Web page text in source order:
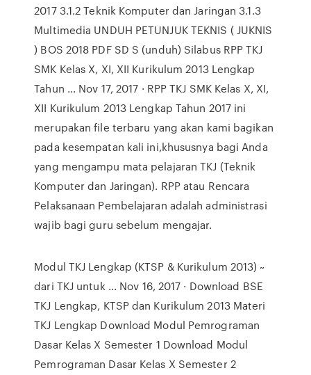
2017 3.1.2 Teknik Komputer dan Jaringan 3.1.3
Multimedia UNDUH PETUNJUK TEKNIS ( JUKNIS
) BOS 2018 PDF SD S (unduh) Silabus RPP TKJ
SMK Kelas X, XI, XII Kurikulum 2013 Lengkap
Tahun ... Nov 17, 2017 · RPP TKJ SMK Kelas X, XI,
XII Kurikulum 2013 Lengkap Tahun 2017 ini
merupakan file terbaru yang akan kami bagikan
pada kesempatan kali ini,khususnya bagi Anda
yang mengampu mata pelajaran TKJ (Teknik
Komputer dan Jaringan). RPP atau Rencara
Pelaksanaan Pembelajaran adalah administrasi
wajib bagi guru sebelum mengajar.
Modul TKJ Lengkap (KTSP & Kurikulum 2013) ~
dari TKJ untuk ... Nov 16, 2017 · Download BSE
TKJ Lengkap, KTSP dan Kurikulum 2013 Materi
TKJ Lengkap Download Modul Pemrograman
Dasar Kelas X Semester 1 Download Modul
Pemrograman Dasar Kelas X Semester 2